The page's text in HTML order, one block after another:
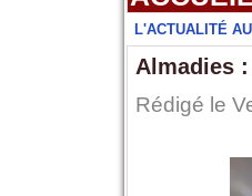
L'ACTUALITÉ
Almadies
Rédigé le